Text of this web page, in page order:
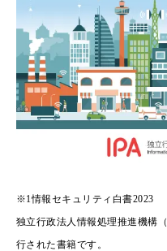
※1情報セキュリティ白書2023
独立行政法人情報処理推進機構
行された書籍です。